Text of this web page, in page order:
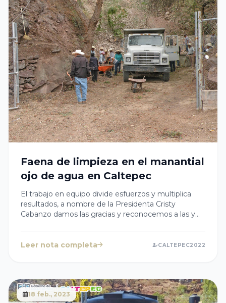
Faena de limpieza en el manantial
ojo de agua en Caltepec
El trabajo en equipo divide esfuerzos y multiplica
resultados, a nombre de la Presidenta Cristy
Cabanzo damos las gracias y reconocemos a las y
#Caltepec. Continuemos trabajando de la mano,
Leer nota completa CALTEPEC2022
18 feb., 2023